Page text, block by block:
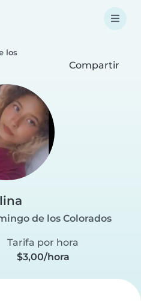
los
Compartir
de los Colorados
Tarifa por hora
$3,00/hora